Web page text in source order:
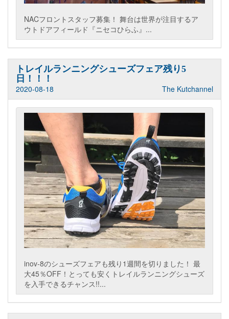
NACフロントスタッフ募集！ 舞台は世界が注目するア
ウトドアフィールド『ニセコひらふ』...
トレイルランニングシューズフェア残り5
日！！！
2020-08-18
The Kutchannel
inov-8のシューズフェアも残り1週間を切りました！ 最
大45％OFF！とっても安くトレイルランニングシューズ
を入手できるチャンス!!...